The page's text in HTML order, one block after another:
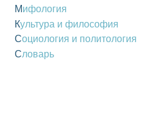
Мифология
Культура и философия
Социология и политология
Словарь